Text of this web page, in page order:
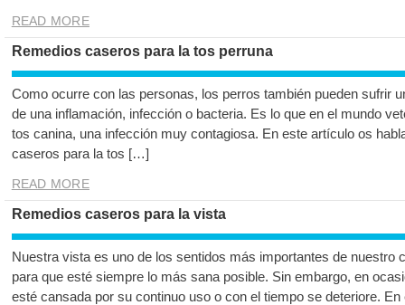
READ MORE
Remedios caseros para la tos perruna
Como ocurre con las personas, los perros también pueden sufrir
de una inflamación, infección o bacteria. Es lo que en el mundo
tos canina, una infección muy contagiosa. En este artículo os
caseros para la tos […]
READ MORE
Remedios caseros para la vista
Nuestra vista es uno de los sentidos más importantes de nuestro
para que esté siempre lo más sana posible. Sin embargo, en
esté cansada por su continuo uso o con el tiempo se deteriore.